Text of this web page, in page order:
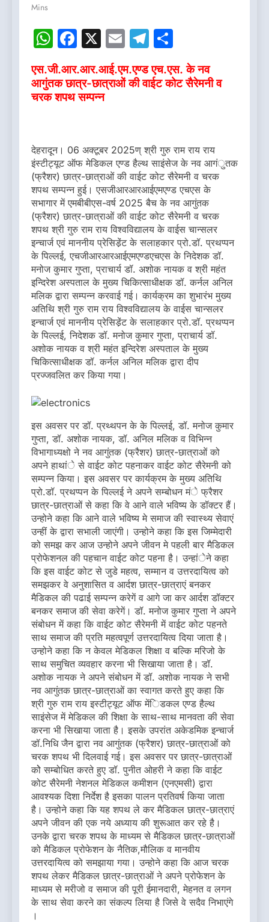
Mins
WhatsApp
Facebook
X EmailTelegram
एस.जी.आर.आर.आई.एम.एण्ड एच.एस. के नव
आगुंतक छात्र-छात्राओं की वाईट कोट सैरेमनी व
चरक शपथ सम्पन्न
देहरादून। 06 अक्टूबर 2025ण् श्री गुरु राम राय राय
इंस्टीट्यूट ऑफ मेडिकल एण्ड हैल्थ साइंसेज के नव आगंुतक
(फ्रैशर) छात्र-छात्राओं की वाईट कोट सैरेमनी व चरक
शपथ सम्पन्न हुई। एसजीआरआरआईएमएण्ड एचएस के
सभागार में एमबीबीएस-वर्ष 2025 बैच के नव आगुंतक
(फ्रैशर) छात्र-छात्राओं की वाईट कोट सैरेमनी व चरक
शपथ श्री गुरु राम राय विश्वविद्यालय के वाईस चान्सलर
इन्चार्ज एवं माननीय प्रेसिडे़ंट के सलाहकार प्रो.डॉ. प्रथप्पन
के पिल्लई, एचजीआरआरआईएमएण्डएचएस के निदेशक डॉ.
मनोज कुमार गुप्ता, प्राचार्य डॉ. अशोक नायक व श्री महंत
इन्दिरेश अस्पताल के मुख्य चिकित्साधीक्षक डॉ. कर्नल अनिल
मलिक द्वारा सम्पन्न करवाई गई। कार्यक्रम का शुभारंभ मुख्य
अतिथि श्री गुरु राम राय विश्वविद्यालय के वाईस चान्सलर
इन्चार्ज एवं माननीय प्रेसिडे़ंट के सलाहकार प्रो.डॉ. प्रथप्पन
के पिल्लई, निदेशक डॉ. मनोज कुमार गुप्ता, प्राचार्य डॉ.
अशोक नायक व श्री महंत इन्दिरेश अस्पताल के मुख्य
चिकित्साधीक्षक डॉ. कर्नल अनिल मलिक द्वारा दीप
प्रज्जवलित कर किया गया।
इस अवसर पर डॉ. प्रथ्थपन के के पिल्लई, डॉ. मनोज कुमार
गुप्ता, डॉ. अशोक नायक, डॉ. अनिल मलिक व विभिन्न
विभागाध्यक्षो ने नव आगुंतक (फ्रैशर) छात्र-छात्राओं को
अपने हाथांे से वाईट कोट पहनाकर वाईट कोट सैरेमनी को
सम्पन्न किया। इस अवसर पर कार्यक्रम के मुख्य अतिथि
प्रो.डॉ. प्रथप्पन के पिल्लई ने अपने सम्बोधन मंे फ्रैशर
छात्र-छात्राओं से कहा कि वे आने वाले भविष्य के डॉक्टर हैं।
उन्होने कहा कि आने वाले भविष्य मे समाज की स्वास्थ्य सेवाएं
उन्हीं के द्वारा सभाली जाएंगी। उन्होने कहा कि इस जिम्मेदारी
को समझ कर आज उन्होने अपने जीवन मे पहली बार मैडिकल
प्रोफेशनल की पहचान वाईट कोट पहना है। उन्हांेने कहा
कि इस वाईट कोट से जुडे महत्व, सम्मान व उत्तरदायित्व को
समझकर वे अनुशासित व आर्दश छात्र-छात्राएं बनकर
मैडिकल की पढाई सम्पन्न करेगें व आगे जा कर आर्दश डॉक्टर
बनकर समाज की सेवा करेगें। डॉ. मनोज कुमार गुप्ता ने अपने
संबोधन में कहा कि वाईट कोट सैरेमनी में वाईट कोट पहनते
साथ समाज की प्रति महत्वपूर्ण उत्तरदायित्व दिया जाता है।
उन्होने कहा कि न केवल मेडिकल शिक्षा व बल्कि मरिजो के
साथ समुचित व्यवहार करना भी सिखाया जाता है। डॉ.
अशोक नायक ने अपने संबोधन में डॉ. अशोक नायक ने सभी
नव आगुंतक छात्र-छात्राओं का स्वागत करते हुए कहा कि
श्री गुरु राम राय इस्टीट्यूट ऑफ मेंिडकल एण्ड हैल्थ
साइंसेज में मेडिकल की शिक्षा के साथ-साथ मानवता की सेवा
करना भी सिखाया जाता है। इसके उपरांत अकेडमिक इन्चार्ज
डॉ.निधि जैन द्वारा नव आगुंतक (फ्रैशर) छात्र-छात्राओं को
चरक शपथ भी दिलवाई गई। इस अवसर पर छात्र-छात्राओं
कोे सम्बोधित करते हुए डॉ. पुनीत ओहरी ने कहा कि वाईट
कोट सैरेमनी नेशनल मेडिकल कमीशन (एनएमसी) द्वारा
आवश्यक दिशा निर्देश है इसका पालन प्रतिवर्ष किया जाता
है। उन्होने कहा कि यह शपथ ले कर मैडिकल छात्र-छात्राएं
अपने जीवन की एक नये अध्याय की शुरूआत कर रहे है।
उनके द्वारा चरक शपथ के माध्यम से मैडिकल छात्र-छात्राओं
को मैडिकल प्रोफेशन के नैतिक,मौलिक व मानवीय
उत्तरदायित्व को समझाया गया। उन्होने कहा कि आज चरक
शपथ लेकर मैडिकल छात्र-छात्राओं ने अपने प्रोफेशन के
माध्यम से मरीजो व समाज की पूरी ईमानदारी, मेहनत व लगन
के साथ सेवा करने का संकल्प लिया है जिसे वे सदैव निभाएंगे
।